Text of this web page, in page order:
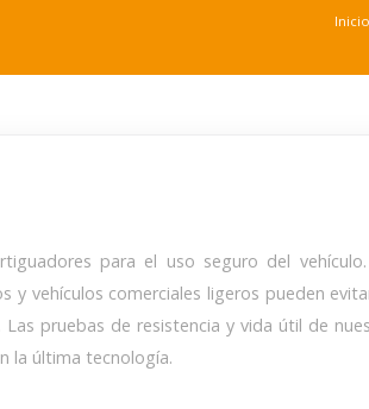
Inicio
para el uso seguro del
y vehículos comerciales ligeros pueden
pruebas de resistencia y vida útil de
la última tecnología.